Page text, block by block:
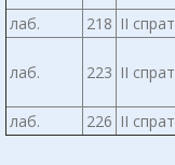
лаб.
218 II спрат
лаб. 223 II спрат
лаб.
226 II спрат